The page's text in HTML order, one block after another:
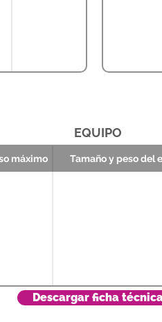
EQUIPO
máximo Tamaño y peso del
Descargar ficha